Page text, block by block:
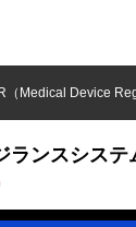
（Medical Device
ランスシステ